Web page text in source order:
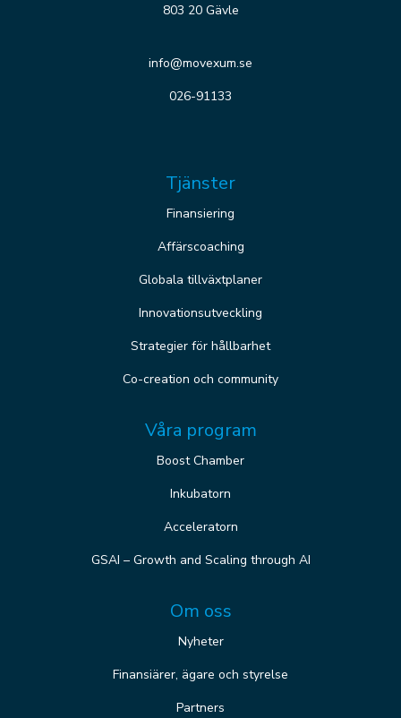
803 20 Gävle
info@movexum.se
026-91133
Tjänster
Finansiering
Affärscoaching
Globala tillväxtplaner
Innovationsutveckling
Strategier för hållbarhet
Co-creation och community
Våra program
Boost Chamber
Inkubatorn
Acceleratorn
GSAI – Growth and Scaling through AI
Om oss
Nyheter
Finansiärer, ägare och styrelse
Partners